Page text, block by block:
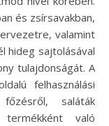
és zsírsavakban,
valamint
hideg sajtolásával
tulajdonságát. A
felhasználási
saláták
való